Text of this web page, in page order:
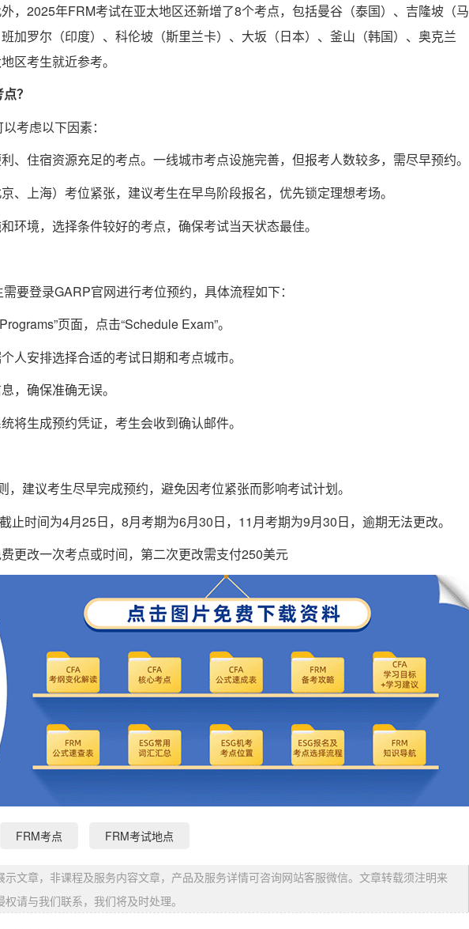
，2025年FRM考试在亚太地区还新增了8个考点，包括曼谷（泰国）、吉隆坡（马
加罗尔（印度）、科伦坡（斯里兰卡）、大坂（日本）、釜山（韩国）、奥克兰
区考生就近参考。
？
考虑以下因素：
、住宿资源充足的考点。一线城市考点设施完善，但报考人数较多，需尽早预约。
、上海）考位紧张，建议考生在早鸟阶段报名，优先锁定理想考场。
环境，选择条件较好的考点，确保考试当天状态最佳。
要登录GARP官网进行考位预约，具体流程如下：
页面，点击“Schedule Exam”。
人安排选择合适的考试日期和考点城市。
，确保准确无误。
将生成预约凭证，考生会收到确认邮件。
，建议考生尽早完成预约，避免因考位紧张而影响考试计划。
止时间为4月25日，8月考期为6月30日，11月考期为9月30日，逾期无法更改。
更改一次考点或时间，第二次更改需支付250美元
FRM考点 FRM考试地点
文章，非课程及服务内容文章，产品及服务详情可咨询网站客服微信。文章转载须注明来
请与我们联系，我们将及时处理。